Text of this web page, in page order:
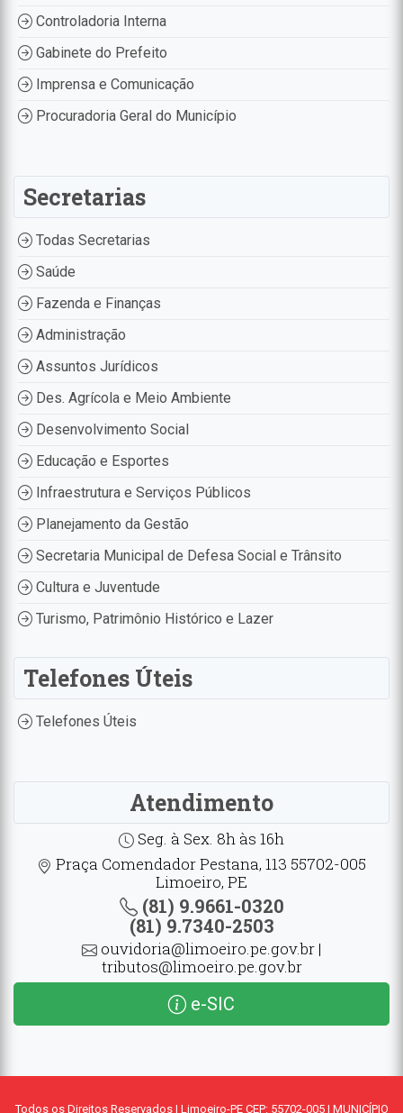
Controladoria Interna
Gabinete do Prefeito
Imprensa e Comunicação
Procuradoria Geral do Município
Secretarias
Todas Secretarias
Saúde
Fazenda e Finanças
Administração
Assuntos Jurídicos
Des. Agrícola e Meio Ambiente
Desenvolvimento Social
Educação e Esportes
Infraestrutura e Serviços Públicos
Planejamento da Gestão
Secretaria Municipal de Defesa Social e Trânsito
Cultura e Juventude
Turismo, Patrimônio Histórico e Lazer
Telefones Úteis
Telefones Úteis
Atendimento
Seg. à Sex. 8h às 16h
Praça Comendador Pestana, 113 55702-005
Limoeiro, PE
(81) 9.9661-0320
(81) 9.7340-2503
ouvidoria@limoeiro.pe.gov.br |
tributos@limoeiro.pe.gov.br
e-SIC
Todos os Direitos Reservados | Limoeiro-PE CEP: 55702-005 | MUNICÍPIO